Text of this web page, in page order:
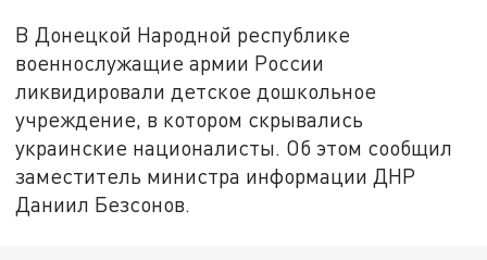
В Донецкой Народной республике
военнослужащие армии России
ликвидировали детское дошкольное
учреждение, в котором скрывались
украинские националисты. Об этом сообщил
заместитель министра информации ДНР
Даниил Безсонов.